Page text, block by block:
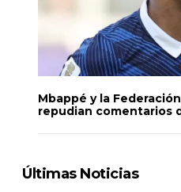
Mbappé y la
repudian comentarios
Últimas Noticias